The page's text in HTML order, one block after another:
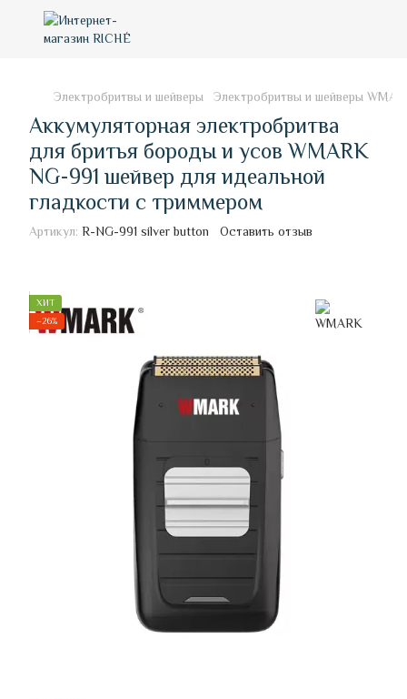
Электробритвы и шейверы Электробритвы и шейверы
Аккумуляторная электробритва
для бритья бороды и усов WMARK
NG-991 шейвер для идеальной
гладкости с триммером
Артикул: R-NG-991 silver button Оставить отзыв
ХИТ
−26%